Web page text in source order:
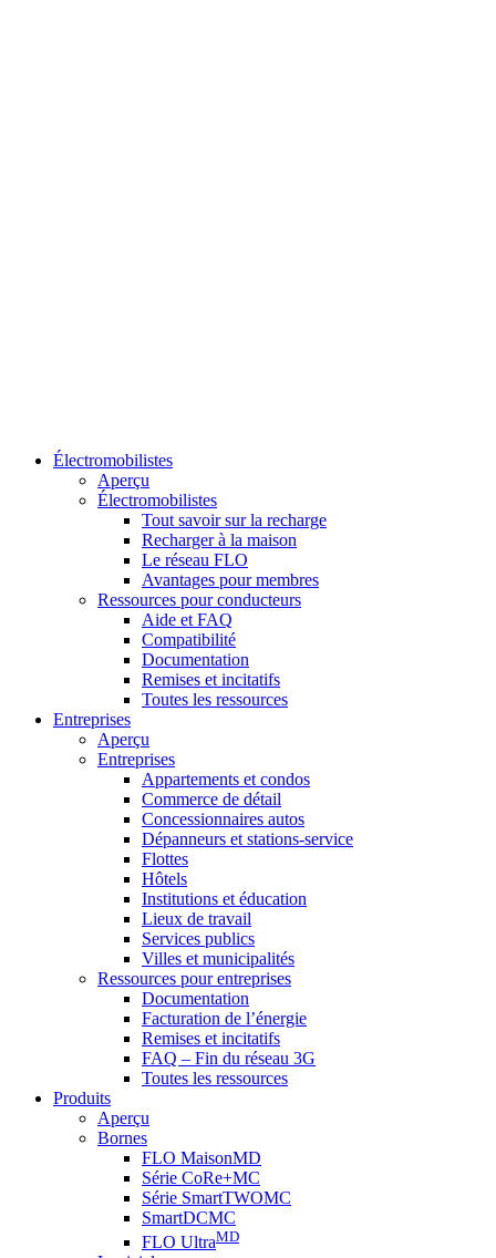
Électromobilistes
Aperçu
Électromobilistes
Tout savoir sur la recharge
Recharger à la maison
Le réseau FLO
Avantages pour membres
Ressources pour conducteurs
Aide et FAQ
Compatibilité
Documentation
Remises et incitatifs
Toutes les ressources
Entreprises
Aperçu
Entreprises
Appartements et condos
Commerce de détail
Concessionnaires autos
Dépanneurs et stations-service
Flottes
Hôtels
Institutions et éducation
Lieux de travail
Services publics
Villes et municipalités
Ressources pour entreprises
Documentation
Facturation de l’énergie
Remises et incitatifs
FAQ – Fin du réseau 3G
Toutes les ressources
Produits
Aperçu
Bornes
FLO MaisonMD
Série CoRe+MC
Série SmartTWOMC
SmartDCMC
FLO UltraMD